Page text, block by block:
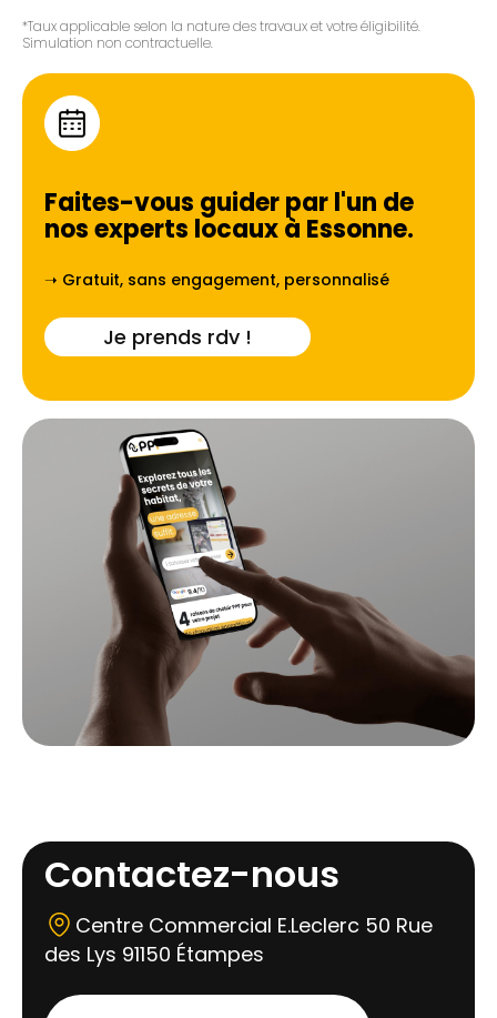
*Taux applicable selon la nature des travaux et votre éligibilité.
Simulation non contractuelle.
Faites-vous guider par l'un de
nos experts locaux à Essonne.
➝ Gratuit, sans engagement, personnalisé
Je prends rdv !
Contactez-nous
Centre Commercial E.Leclerc 50 Rue
des Lys 91150 Étampes